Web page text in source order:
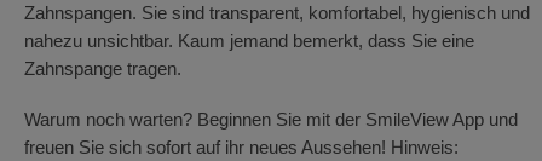
Zahnspangen. Sie sind transparent, komfortabel, hygienisch und
nahezu unsichtbar. Kaum jemand bemerkt, dass Sie eine
Zahnspange tragen.
Warum noch warten? Beginnen Sie mit der SmileView App und
freuen Sie sich sofort auf ihr neues Aussehen! Hinweis: